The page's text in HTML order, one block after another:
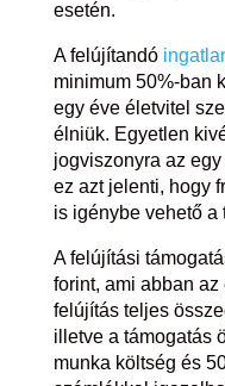
esetén.
A felújítandó
minimum 50%-ban
egy éve életvitel
élniük. Egyetlen
jogviszonyra az
ez azt jelenti, hogy
is igénybe vehető a
A felújítási
forint, ami abban
felújítás teljes
illetve a támogatás
munka költség és